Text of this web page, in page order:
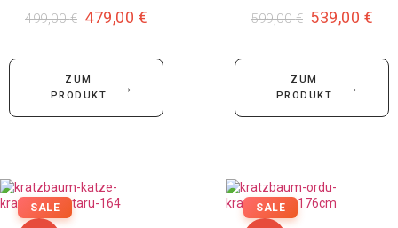
499,00€ 479,00 €
ZUM
PRODUKT
→
599,00€ 539,00 €
ZUM
PRODUKT
→
SALE SALE